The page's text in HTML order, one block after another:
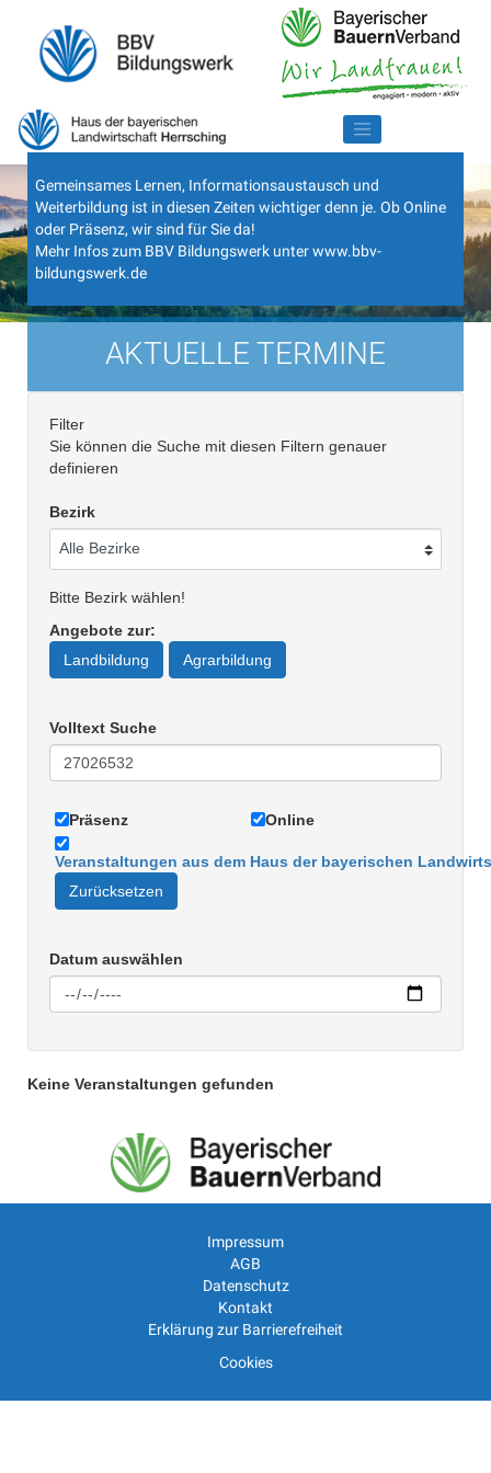
Gemeinsames Lernen, Informationsaustausch und
Weiterbildung ist in diesen Zeiten wichtiger denn je. Ob Online
oder Präsenz, wir sind für Sie da!
Mehr Infos zum BBV Bildungswerk unterwww.bbv-
bildungswerk.de
AKTUELLE TERMINE
Filter
Sie können die Suche mit diesen Filtern genauer
definieren
Bezirk
Bitte Bezirk wählen!
Angebote zur:
Landbildung
Agrarbildung
Volltext Suche
Präsenz Online
Veranstaltungen aus dem Haus der bayerischen
Zurücksetzen
Datum auswählen
Keine Veranstaltungen gefunden
Impressum
AGB
Datenschutz
Kontakt
Erklärung zur Barrierefreiheit
Cookies